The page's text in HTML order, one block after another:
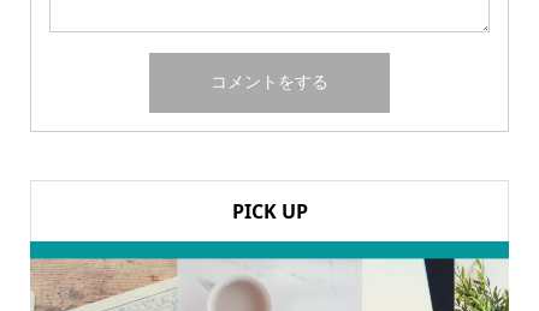
PICK UP